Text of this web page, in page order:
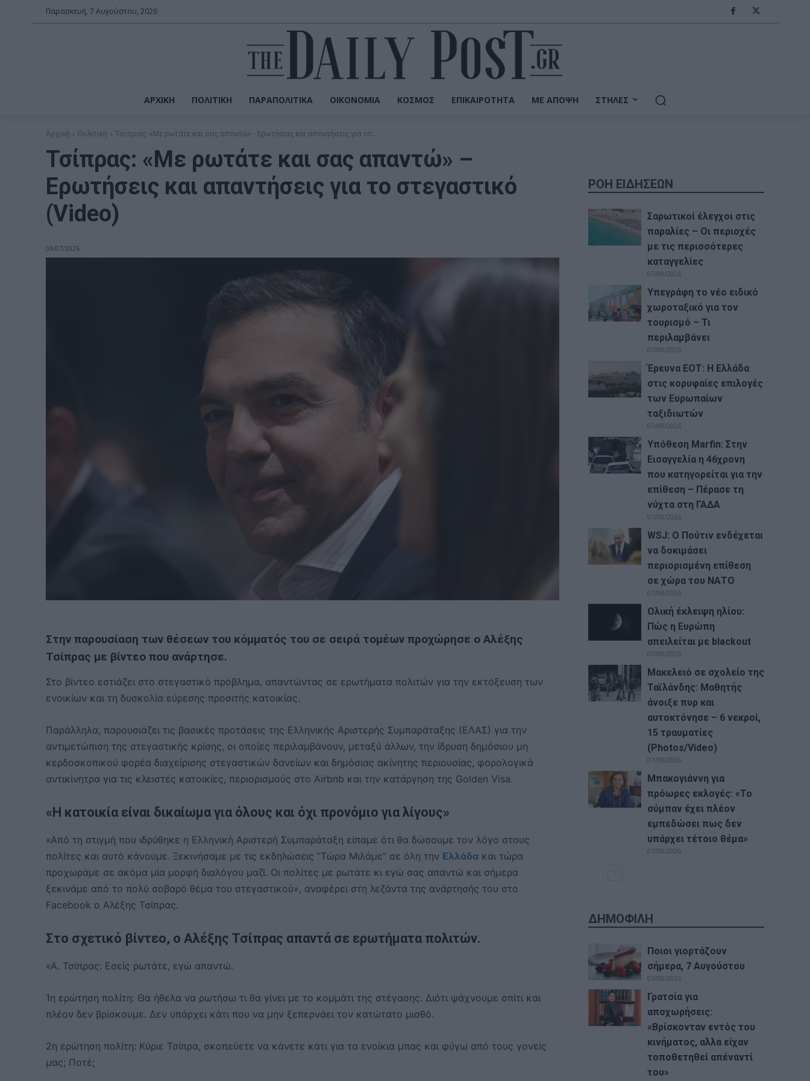
Παρασκευή, 7 Αυγούστου, 2026
ΑΡΧΙΚΉ ΠΟΛΙΤΙΚΉ ΠΑΡΑΠΟΛΙΤΙΚΆ ΟΙΚΟΝΟΜΊΑ ΚΌΣΜΟΣ ΕΠΙΚΑΙΡΌΤΗΤΑ ΜΕ ΆΠΟΨΗ ΣΤΉΛΕΣ
Αρχική Πολιτική Τσίπρας: «Με ρωτάτε και σας απαντώ» - Ερωτήσεις και απαντήσεις για το...
Τσίπρας: «Με ρωτάτε και σας απαντώ» –
Ερωτήσεις και απαντήσεις για το στεγαστικό
(Video)
03/07/2026
Στην παρουσίαση των θέσεων του κόμματός του σε σειρά τομέων προχώρησε ο Αλέξης
Τσίπρας με βίντεο που ανάρτησε.
Στο βίντεο εστιάζει στο στεγαστικό πρόβλημα, απαντώντας σε ερωτήματα πολιτών για την εκτόξευση των
ενοικίων και τη δυσκολία εύρεσης προσιτής κατοικίας.
Παράλληλα, παρουσιάζει τις βασικές προτάσεις της Ελληνικής Αριστερής Συμπαράταξης (ΕΛΑΣ) για την
αντιμετώπιση της στεγαστικής κρίσης, οι οποίες περιλαμβάνουν, μεταξύ άλλων, την ίδρυση δημόσιου μη
κερδοσκοπικού φορέα διαχείρισης στεγαστικών δανείων και δημόσιας ακίνητης περιουσίας, φορολογικά
αντικίνητρα για τις κλειστές κατοικίες, περιορισμούς στο Airbnb και την κατάργηση της Golden Visa.
«Η κατοικία είναι δικαίωμα για όλους και όχι προνόμιο για λίγους»
«Από τη στιγμή που ιδρύθηκε η Ελληνική Αριστερή Συμπαράταξη είπαμε ότι θα δώσουμε τον λόγο στους
πολίτες και αυτό κάνουμε. Ξεκινήσαμε με τις εκδηλώσεις “Τώρα Μιλάμε” σε όλη την Ελλάδα και τώρα
προχωράμε σε ακόμα μία μορφή διαλόγου μαζί. Οι πολίτες με ρωτάτε κι εγώ σας απαντώ και σήμερα
ξεκινάμε από το πολύ σοβαρό θέμα του στεγαστικού», αναφέρει στη λεζάντα της ανάρτησής του στο
Facebook ο Αλέξης Τσίπρας.
Στο σχετικό βίντεο, ο Αλέξης Τσίπρας απαντά σε ερωτήματα πολιτών.
«Α. Τσίπρας: Εσείς ρωτάτε, εγώ απαντώ.
1η ερώτηση πολίτη: Θα ήθελα να ρωτήσω τι θα γίνει με το κομμάτι της στέγασης. Διότι ψάχνουμε σπίτι και
πλέον δεν βρίσκουμε. Δεν υπάρχει κάτι που να μην ξεπερνάει τον κατώτατο μισθό.
2η ερώτηση πολίτη: Κύριε Τσίπρα, σκοπεύετε να κάνετε κάτι για τα ενοίκια μπας και φύγω από τους γονείς
μας; Ποτέ;
ΡΟΗ ΕΙΔΗΣΕΩΝ
Σαρωτικοί έλεγχοι στις
παραλίες – Οι περιοχές
με τις περισσότερες
καταγγελίες
07/08/2026
Υπεγράφη το νέο ειδικό
χωροταξικό για τον
τουρισμό – Τι
περιλαμβάνει
07/08/2026
Έρευνα ΕΟΤ: Η Ελλάδα
στις κορυφαίες επιλογές
των Ευρωπαίων
ταξιδιωτών
07/08/2026
Υπόθεση Marfin: Στην
Εισαγγελία η 46χρονη
που κατηγορείται για την
επίθεση – Πέρασε τη
νύχτα στη ΓΑΔΑ
07/08/2026
WSJ: Ο Πούτιν ενδέχεται
να δοκιμάσει
περιορισμένη επίθεση
σε χώρα του ΝΑΤΟ
07/08/2026
Ολική έκλειψη ηλίου:
Πώς η Ευρώπη
απειλείται με blackout
07/08/2026
Μακελειό σε σχολείο της
Ταϊλάνδης: Μαθητής
άνοιξε πυρ και
αυτοκτόνησε – 6 νεκροί,
15 τραυματίες
(Photos/Video)
07/08/2026
Μπακογιάννη για
πρόωρες εκλογές: «Το
σύμπαν έχει πλέον
εμπεδώσει πως δεν
υπάρχει τέτοιο θέμα»
07/08/2026
ΔΗΜΟΦΙΛΗ
Ποιοι γιορτάζουν
σήμερα, 7 Αυγούστου
07/08/2026
Γρατσία για
αποχωρήσεις:
«Bρίσκονταν εντός του
κινήματος, αλλα είχαν
τοποθετηθεί απέναντί
του»